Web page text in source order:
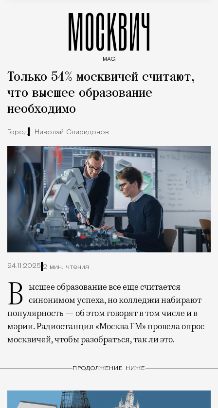
МОСКВИЧ
MAG
Только 54% москвичей считают,
что высшее образование
необходимо
Город Николай Спиридонов
24.11.2025 2 мин. чтения
Высшее образование все еще считается синонимом успеха, но колледжи набирают
популярность — об этом говорят в том числе и в
мэрии. Радиостанция «Москва FM» провела опрос
москвичей, чтобы разобраться, так ли это.
ПРОДОЛЖЕНИЕ НИЖЕ